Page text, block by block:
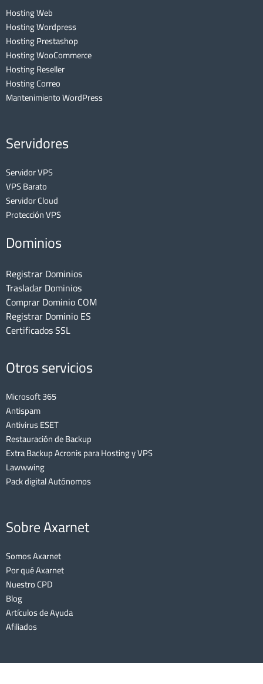
Hosting Web
Hosting Wordpress
Hosting Prestashop
Hosting WooCommerce
Hosting Reseller
Hosting Correo
Mantenimiento WordPress
Servidores
Servidor VPS
VPS Barato
Servidor Cloud
Protección VPS
Dominios
Registrar Dominios
Trasladar Dominios
Comprar Dominio COM
Registrar Dominio ES
Certificados SSL
Otros servicios
Microsoft 365
Antispam
Antivirus ESET
Restauración de Backup
Extra Backup Acronis para Hosting y VPS
Lawwwing
Pack digital Autónomos
Sobre Axarnet
Somos Axarnet
Por qué Axarnet
Nuestro CPD
Blog
Artículos de Ayuda
Afiliados